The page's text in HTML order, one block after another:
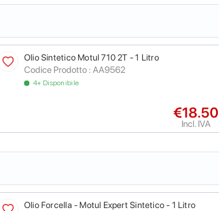
Olio Sintetico Motul 710 2T - 1 Litro
Codice Prodotto : AA9562
4+ Disponibile
€18.50
Incl. IVA
Olio Forcella - Motul Expert Sintetico - 1 Litro